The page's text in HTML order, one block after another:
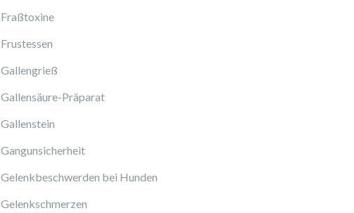
Fraßtoxine
Frustessen
Gallengrieß
Gallensäure-Präparat
Gallenstein
Gangunsicherheit
Gelenkbeschwerden bei Hunden
Gelenkschmerzen